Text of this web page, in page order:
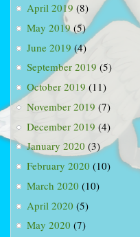
April 2019 (8)
May 2019(5)
June 2019 (4)
September 2019 (5)
October 2019 (11)
November 2019 (7)
December 2019 (4)
January 2020 (3)
February 2020 (10)
March 2020 (10)
April 2020 (5)
May 2020 (7)